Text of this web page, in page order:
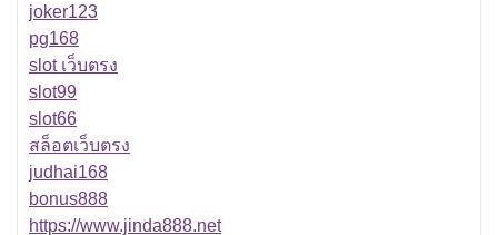
joker123
pg168
slot เว็บตรง
slot99
slot66
สล็อตเว็บตรง
judhai168
bonus888
https://www.jinda888.net